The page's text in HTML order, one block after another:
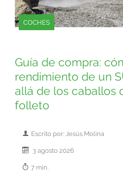
COCHES
Guía de compra:
rendimiento de un
allá de los caballos
folleto
Escrito por: Jesús Molina
3 agosto 2026
7 min.